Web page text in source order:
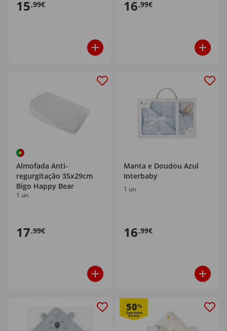
15,99€ 16,99€
Almofada Anti-
regurgitação 35x29cm
Bigo Happy Bear
1 un
17,99€
Manta e Doudou Azul
Interbaby
1 un
16,99€
50%